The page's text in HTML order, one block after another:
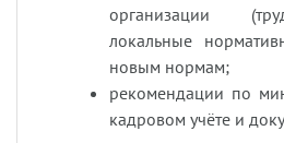
организации
локальные
новым нормам;
рекомендации по
кадровом учёте и